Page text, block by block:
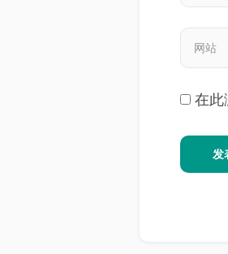
在此